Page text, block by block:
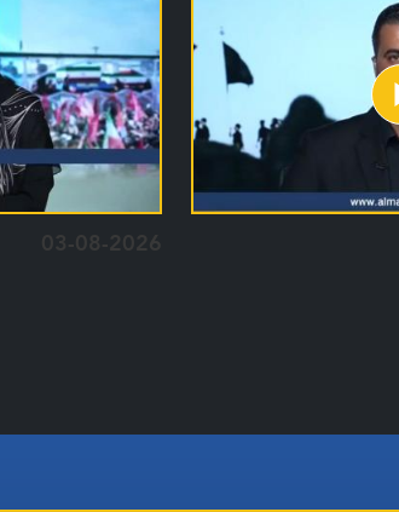
03-08-2026